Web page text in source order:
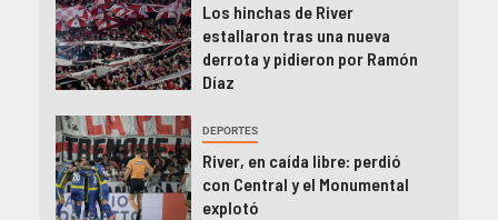
Los hinchas de River
estallaron tras una nueva
derrota y pidieron por Ramón
Díaz
DEPORTES
River, en caída libre: perdió
con Central y el Monumental
explotó